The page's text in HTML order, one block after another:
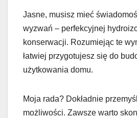
Jasne, musisz mieć
wyzwań – perfekcyjnej
konserwacji. Rozumiejąc te
łatwiej przygotujesz się do
użytkowania domu.
Moja rada? Dokładnie
możliwości. Zawsze warto